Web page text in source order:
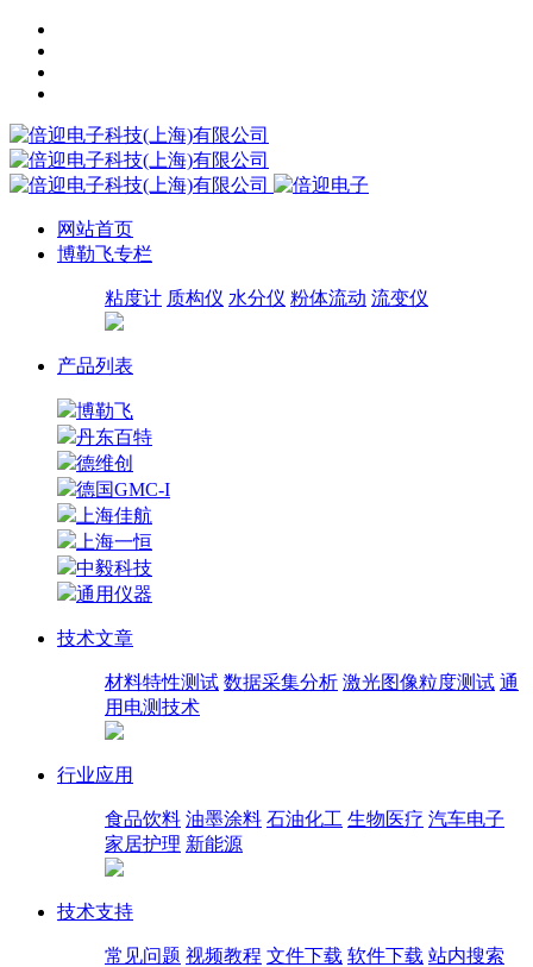
网站首页
博勒飞专栏
粘度计 质构仪 水分仪 粉体流动 流变仪
产品列表
博勒飞
丹东百特
德维创
德国GMC-I
上海佳航
上海一恒
中毅科技
通用仪器
技术文章
材料特性测试 数据采集分析 激光图像粒度测试 通
用电测技术
行业应用
食品饮料 油墨涂料 石油化工 生物医疗 汽车电子
家居护理 新能源
技术支持
常见问题 视频教程 文件下载 软件下载 站内搜索